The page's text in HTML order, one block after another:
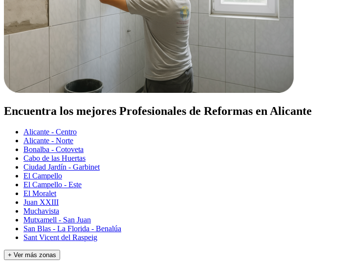
Encuentra los mejores Profesionales de Reformas en Alicante
Alicante - Centro
Alicante - Norte
Bonalba - Cotoveta
Cabo de las Huertas
Ciudad Jardín - Garbinet
El Campello
El Campello - Este
El Moralet
Juan XXIII
Muchavista
Mutxamell - San Juan
San Blas - La Florida - Benalúa
Sant Vicent del Raspeig
+ Ver más zonas